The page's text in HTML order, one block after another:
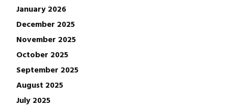
January 2026
December 2025
November 2025
October 2025
September 2025
August 2025
July 2025